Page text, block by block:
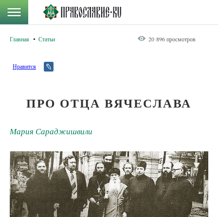
Главная Статьи 20 896 просмотров
Нравится
ПРО ОТЦА ВЯЧЕСЛАВА
Мария Сараджишвили